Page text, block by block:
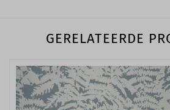
GERELATEERDE